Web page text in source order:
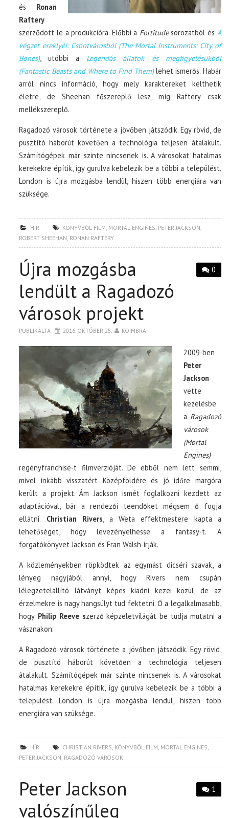
és Ronan
Raftery
szerződött le a produkcióra. Előbbi a Fortitudesorozatból és A
végzet ereklyéi: Csontvárosból (The Mortal Instruments: City of
Bones), utóbbi a Legendás állatok és megfigyelésükből
(Fantastic Beasts and Where to Find Them)lehet ismerős. Habár
arról nincs információ, hogy mely karaktereket kelthetik
életre, de Sheehan főszereplő lesz, míg Raftery csak
mellékszereplő.
Ragadozó városok története a jövőben játszódik. Egy rövid, de
pusztító háborút követően a technológia teljesen átalakult.
Számítógépek már szinte nincsenek is. A városokat hatalmas
kerekekre építik, így gurulva kebelezik be a többi a települést.
London is újra mozgásba lendül, hiszen több energiára van
szüksége.
HÍR KÖNYVBŐL FILM, MORTAL ENGINES, PETER JACKSON,
ROBERT SHEEHAN, RONAN RAFTERY
0
Újra mozgásba
lendült a Ragadozó
városok projekt
PUBLIKÁLTA 2016. OKTÓBER 25. KOIMBRA
2009-ben
Peter
Jackson
vette
kezelésbe
a Ragadozó
városok
(Mortal
Engines)
regényfranchise-t filmverzióját. De ebből nem lett semmi,
mivel inkább visszatért Középföldére és jó időre margóra
került a projekt. Ám Jackson ismét foglalkozni kezdett az
adaptációval, bár a rendezői teendőket mégsem ő fogja
ellátni. Christian Rivers, a Weta effektmestere kapta a
lehetőséget, hogy levezényelhesse a fantasy-t. A
forgatókönyvet Jackson és Fran Walsh írják.
A közleményekben röpködtek az egymást dicséri szavak, a
lényeg nagyjából annyi, hogy Rivers nem csupán
lélegzetelállító látványt képes kiadni kezei közül, de az
érzelmekre is nagy hangsúlyt tud fektetni. Ő a legalkalmasabb,
hogy Philip Reeve szerző képzeletvilágát be tudja mutatni a
vásznakon.
A Ragadozó városok története a jövőben játszódik. Egy rövid,
de pusztító háborút követően a technológia teljesen
átalakult. Számítógépek már szinte nincsenek is. A városokat
hatalmas kerekekre építik, így gurulva kebelezik be a többi a
települést. London is újra mozgásba lendül, hiszen több
energiára van szüksége.
HÍR CHRISTIAN RIVERS, KÖNYVBŐL FILM, MORTAL ENGINES,
PETER JACKSON, RAGADOZÓ VÁROSOK
1
Peter Jackson
valószínűleg